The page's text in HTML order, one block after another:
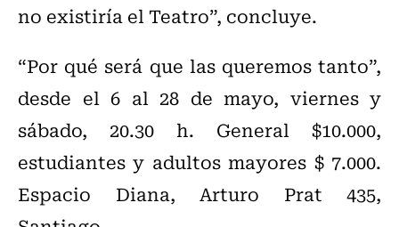
no existiría el Teatro”, concluye.
“Por qué será que las queremos tanto”,
desde el 6 al 28 de mayo, viernes y
sábado, 20.30 h. General $10.000,
estudiantes y adultos mayores $ 7.000.
Espacio Diana, Arturo Prat 435,